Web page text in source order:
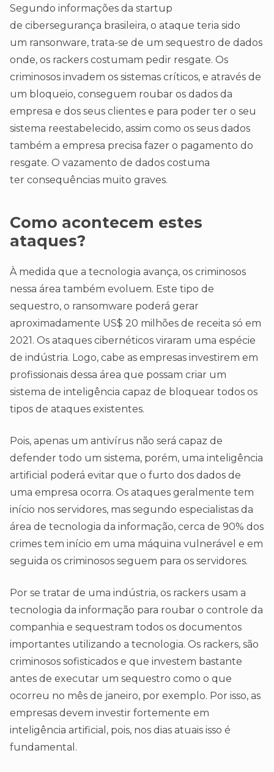
Segundo informações da startup
de cibersegurança brasileira, o ataque teria sido
um ransonware, trata-se de um sequestro de dados
onde, os rackers costumam pedir resgate. Os
criminosos invadem os sistemas críticos, e através de
um bloqueio, conseguem roubar os dados da
empresa e dos seus clientes e para poder ter o seu
sistema reestabelecido, assim como os seus dados
também a empresa precisa fazer o pagamento do
resgate. O vazamento de dados costuma
ter consequências muito graves.
Como acontecem estes
ataques?
À medida que a tecnologia avança, os criminosos
nessa área também evoluem. Este tipo de
sequestro, o ransomware poderá gerar
aproximadamente US$ 20 milhões de receita só em
2021. Os ataques cibernéticos viraram uma espécie
de indústria. Logo, cabe as empresas investirem em
profissionais dessa área que possam criar um
sistema de inteligência capaz de bloquear todos os
tipos de ataques existentes.
Pois, apenas um antivírus não será capaz de
defender todo um sistema, porém, uma inteligência
artificial poderá evitar que o furto dos dados de
uma empresa ocorra. Os ataques geralmente tem
início nos servidores, mas segundo especialistas da
área de tecnologia da informação, cerca de 90% dos
crimes tem início em uma máquina vulnerável e em
seguida os criminosos seguem para os servidores.
Por se tratar de uma indústria, os rackers usam a
tecnologia da informação para roubar o controle da
companhia e sequestram todos os documentos
importantes utilizando a tecnologia. Os rackers, são
criminosos sofisticados e que investem bastante
antes de executar um sequestro como o que
ocorreu no mês de janeiro, por exemplo. Por isso, as
empresas devem investir fortemente em
inteligência artificial, pois, nos dias atuais isso é
fundamental.